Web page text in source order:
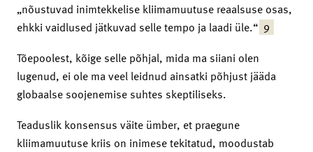
„nõustuvad inimtekkelise kliimamuutuse reaalsuse osas,
ehkki vaidlused jätkuvad selle tempo ja laadi üle.“ 9
Tõepoolest, kõige selle põhjal, mida ma siiani olen
lugenud, ei ole ma veel leidnud ainsatki põhjust jääda
globaalse soojenemise suhtes skeptiliseks.
Teaduslik konsensus väite ümber, et praegune
kliimamuutuse kriis on inimese tekitatud, moodustab